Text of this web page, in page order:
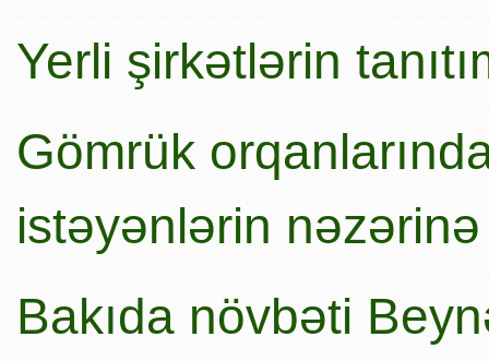
Yerli şirkətlərin
Gömrük
istəyənlərin nəzərinə
Bakıda növbəti